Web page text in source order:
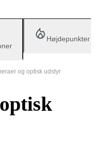
Højdepunkter
og optisk udstyr